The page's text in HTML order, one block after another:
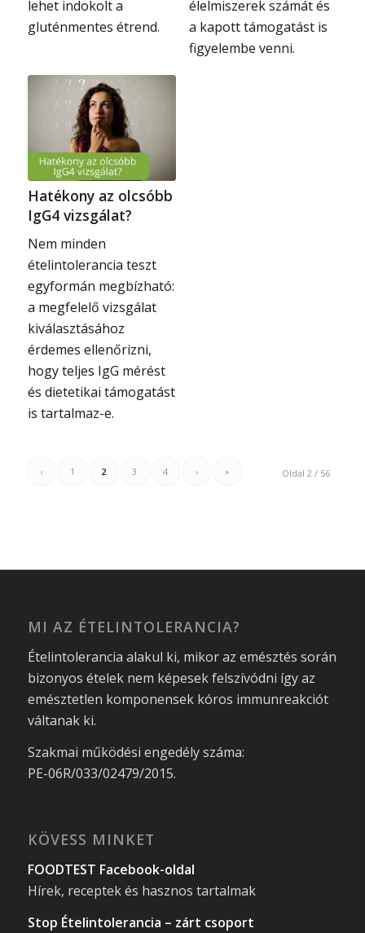
lehet indokolt a
gluténmentes étrend.
élelmiszerek számát és
a kapott támogatást is
figyelembe venni.
Hatékony az olcsóbb
IgG4 vizsgálat?
Nem minden
ételintolerancia teszt
egyformán megbízható:
a megfelelő vizsgálat
kiválasztásához
érdemes ellenőrizni,
hogy teljes IgG mérést
és dietetikai támogatást
is tartalmaz-e.
Oldal 2 / 56
‹ 1 2 3 4 › »
MI AZ ÉTELINTOLERANCIA?
Ételintolerancia alakul ki, mikor az emésztés során
bizonyos ételek nem képesek felszívódni így az
emésztetlen komponensek kóros immunreakciót
váltanak ki.
Szakmai működési engedély száma:
PE-06R/033/02479/2015.
KÖVESS MINKET
FOODTEST Facebook-oldal
Hírek, receptek és hasznos tartalmak
Stop Ételintolerancia – zárt csoport